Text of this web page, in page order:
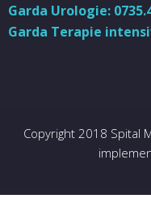
Garda Urologie:
Garda Terapie
Copyright 2018 Spital